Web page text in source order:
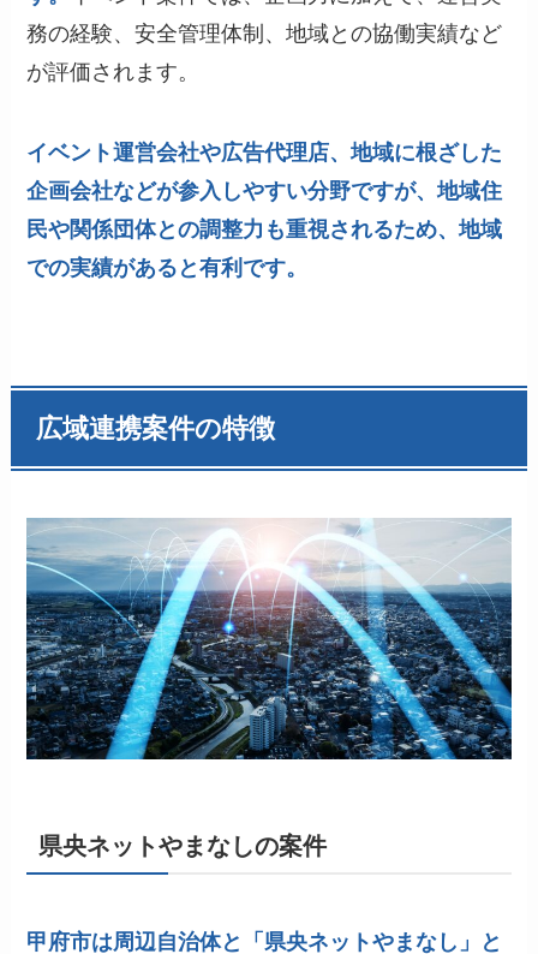
務の経験、安全管理体制、地域との協働実績など
が評価されます。
イベント運営会社や広告代理店、地域に根ざした
企画会社などが参入しやすい分野ですが、地域住
民や関係団体との調整力も重視されるため、地域
での実績があると有利です。
広域連携案件の特徴
県央ネットやまなしの案件
甲府市は周辺自治体と「県央ネットやまなし」と